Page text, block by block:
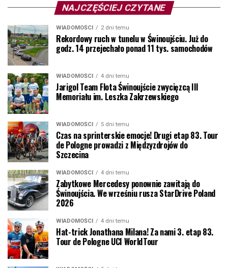
NAJCZĘŚCIEJ CZYTANE
WIADOMOŚCI 2 dni temu
Rekordowy ruch w tunelu w Świnoujściu. Już do
godz. 14 przejechało ponad 11 tys. samochodów
WIADOMOŚCI 4 dni temu
Jarigol Team Flota Świnoujście zwycięzcą III
Memoriału im. Leszka Zakrzewskiego
WIADOMOŚCI 5 dni temu
Czas na sprinterskie emocje! Drugi etap 83. Tour
de Pologne prowadzi z Międzyzdrojów do
Szczecina
WIADOMOŚCI 4 dni temu
Zabytkowe Mercedesy ponownie zawitają do
Świnoujścia. We wrześniu rusza StarDrive Poland
2026
WIADOMOŚCI 4 dni temu
Hat-trick Jonathana Milana! Za nami 3. etap 83.
Tour de Pologne UCI WorldTour